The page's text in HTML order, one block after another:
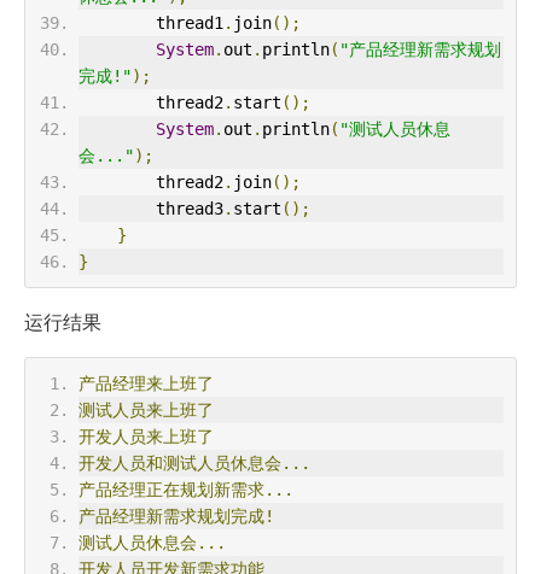
        thread1
. join();
System. out . println( "产品经理新需求规划
完成!");
        thread2
. start ();
System. out . println( "测试人员休息
会...");
        thread2
. join();
        thread3
. start ();
}
}
运行结果
产品经理来上班了
测试人员来上班了
开发人员来上班了
开发人员和测试人员休息会...
产品经理正在规划新需求...
产品经理新需求规划完成!
测试人员休息会...
开发人员开发新需求功能